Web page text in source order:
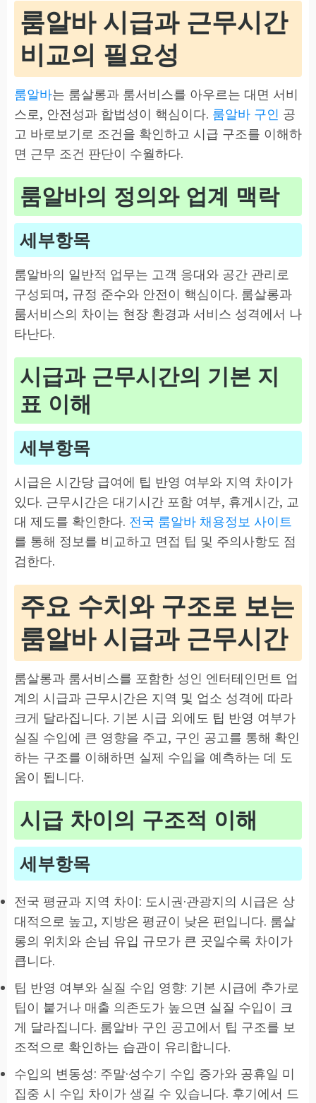
룸알바 시급과 근무시간
비교의 필요성
룸알바는 룸살롱과 룸서비스를 아우르는 대면 서비
스로, 안전성과 합법성이 핵심이다. 룸알바 구인 공
고 바로보기로 조건을 확인하고 시급 구조를 이해하
면 근무 조건 판단이 수월하다.
룸알바의 정의와 업계 맥락
세부항목
룸알바의 일반적 업무는 고객 응대와 공간 관리로
구성되며, 규정 준수와 안전이 핵심이다. 룸살롱과
룸서비스의 차이는 현장 환경과 서비스 성격에서 나
타난다.
시급과 근무시간의 기본 지
표 이해
세부항목
시급은 시간당 급여에 팁 반영 여부와 지역 차이가
있다. 근무시간은 대기시간 포함 여부, 휴게시간, 교
대 제도를 확인한다. 전국 룸알바 채용정보 사이트
를 통해 정보를 비교하고 면접 팁 및 주의사항도 점
검한다.
주요 수치와 구조로 보는
룸알바 시급과 근무시간
룸살롱과 룸서비스를 포함한 성인 엔터테인먼트 업
계의 시급과 근무시간은 지역 및 업소 성격에 따라
크게 달라집니다. 기본 시급 외에도 팁 반영 여부가
실질 수입에 큰 영향을 주고, 구인 공고를 통해 확인
하는 구조를 이해하면 실제 수입을 예측하는 데 도
움이 됩니다.
시급 차이의 구조적 이해
세부항목
전국 평균과 지역 차이: 도시권·관광지의 시급은 상
대적으로 높고, 지방은 평균이 낮은 편입니다. 룸살
롱의 위치와 손님 유입 규모가 큰 곳일수록 차이가
큽니다.
팁 반영 여부와 실질 수입 영향: 기본 시급에 추가로
팁이 붙거나 매출 의존도가 높으면 실질 수입이 크
게 달라집니다. 룸알바 구인 공고에서 팁 구조를 보
조적으로 확인하는 습관이 유리합니다.
수입의 변동성: 주말·성수기 수입 증가와 공휴일 미
집중 시 수입 차이가 생길 수 있습니다. 후기에서 드